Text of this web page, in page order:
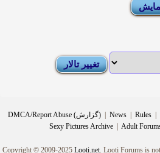
DMCA/Report Abuse (گزارش) News Rules
Sexy Pictures Archive
Adult
Copyright © 2009-2025 Looti.net. Looti Forums is